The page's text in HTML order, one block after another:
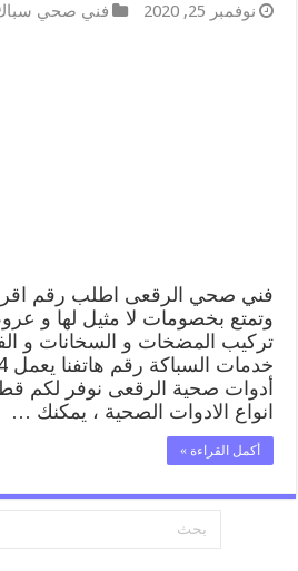
نوفمبر 25, 2020 فني صحي
فني صحي الرقعى اطلب رقم
وتمتع بخصومات لا مثيل لها و
تركيب المضخات و السخانات و
أدوات صحية الرقعى نوفر لكم
انواع الادوات الصحية ، يمكنك …
أكمل القراءة »